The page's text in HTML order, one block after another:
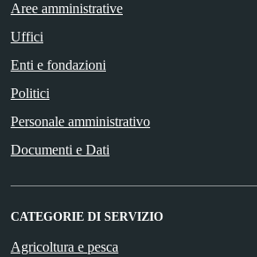
Aree amministrative
Uffici
Enti e fondazioni
Politici
Personale amministrativo
Documenti e Dati
CATEGORIE DI SERVIZIO
Agricoltura e pesca